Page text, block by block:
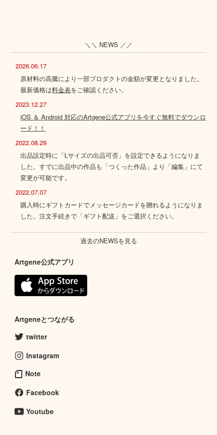
＼＼ NEWS ／／
2026.06.17
原材料の高騰により一部プロダクトの金額が変更となりました。
最新価格は料金表をご確認ください。
2023.12.27
iOS ＆ Android 対応のArtgene公式アプリを今すぐ無料でダウンロ
ード！！
2022.08.29
出品設定時に「Lサイズの出品可否」を設定できるようになりま
した。すでに出品中の作品も「つくった作品」より「編集」にて
変更が可能です。
2022.07.07
購入時にギフトカードでメッセージカードを贈れるようになりま
した。注文手続きで「ギフト配送」をご選択ください。
過去のNEWSを見る
Artgene公式アプリ
Artgeneとつながる
twitter
Instagram
Note
Facebook
Youtube